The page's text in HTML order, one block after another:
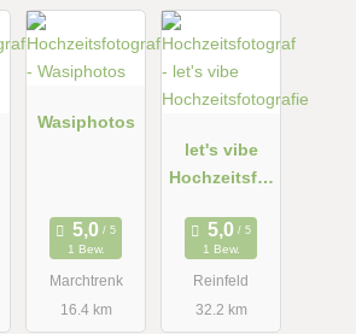
Wasiphotos
1 Bew.
Marchtrenk
16.4 km
let's vibe
Hochzeitsfot
1 Bew.
Reinfeld
32.2 km